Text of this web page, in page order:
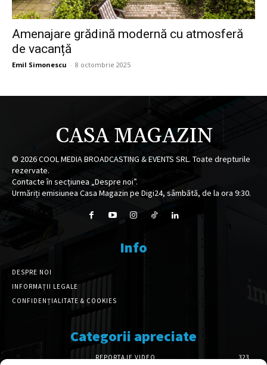
Amenajare grădină modernă cu atmosferă
de vacanță
Emil Simonescu - 8 octombrie 2025
CASA MAGAZIN
© 2026COOL MEDIA BROADCASTING & EVENTS SRL. Toate drepturile
rezervate.
Contacte în secțiunea „Despre noi”.
Urmăriți emisiunea Casa Magazin pe Digi24, sâmbătă, de la ora 9:30.
Info
DESPRE NOI
INFORMAȚII LEGALE
CONFIDENȚIALITATE & COOKIES
Categorii apreciate
REPORTAJE VIDEO 323